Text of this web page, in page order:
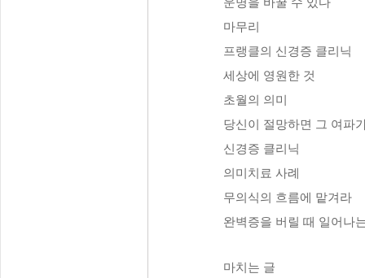
마무리
프랭클의 신경증 클리닉
세상에 영원한 것
초월의 의미
당신이 절망하면 그 여파
신경증 클리닉
의미치료 사례
무의식의 흐름에 맡겨라
완벽증을 버릴 때 일어나
마치는 글